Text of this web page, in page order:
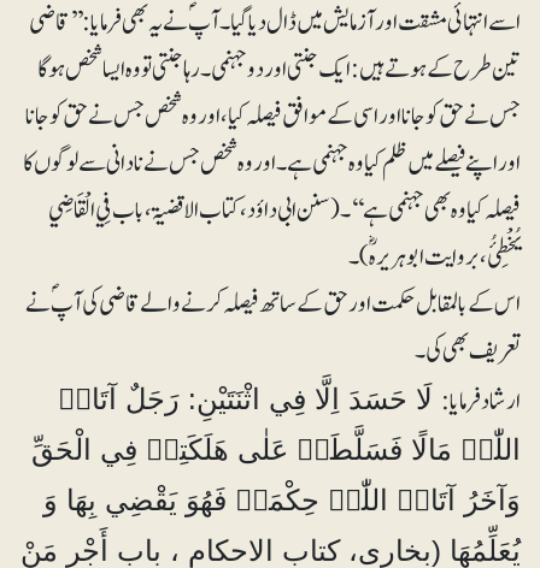
اسے انتہائی مشقت اور آزمایش میں ڈال دیا گیا۔ آپ ؐ نے یہ بھی فرمایا: ’’قاضی
تین طرح کے ہوتے ہیں: ایک جنتی اور دو جہنمی۔ رہا جنتی تو وہ ایسا شخص ہوگا
جس نے حق کو جانا اور اسی کے موافق فیصلہ کیا، اور وہ شخص جس نے حق کو جانا
اور اپنے فیصلے میں ظلم کیا وہ جہنمی ہے۔ اور وہ شخص جس نے نادانی سے لوگوں کا
فیصلہ کیا وہ بھی جہنمی ہے‘‘۔ (سنن ابی داؤد، کتاب الاقضیۃ، باب فِي الْقَاضِي
یُخْطِیُٔ، بروایت ابوہریرہؓ)۔
اس کے بالمقابل حکمت اور حق کے ساتھ فیصلہ کرنے والے قاضی کی آپؐ نے
تعریف بھی کی۔
ارشاد فرمایا:لَا حَسَدَ اِلَّا فِي اثْنَتَیْنِ: رَجَلٌ آتَاہُ
اللّٰہُ مَالًا فَسَلَّطَہُ عَلٰی ھَلَکَتِہِ فِي الْحَقِّ
وَآخَرُ آتَاہُ اللّٰہُ حِکْمَۃً فَھُوَ یَقْضِي بِھَا وَ
یُعَلِّمُھَا (بخاری، کتاب الاحکام ، باب أَجْرِ مَنْ